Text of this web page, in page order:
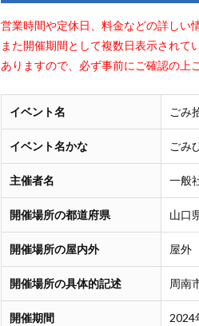
営業時間や定休日、料金などの詳しい
また開催期間として複数日表示されて
ありますので、必ず事前にご確認の上
イベント名 ごみ
イベント名かな ごみ
主催者名 一般
開催場所の都道府県 山口
開催場所の屋内外 屋外
開催場所の具体的記述 周南
開催期間 2024